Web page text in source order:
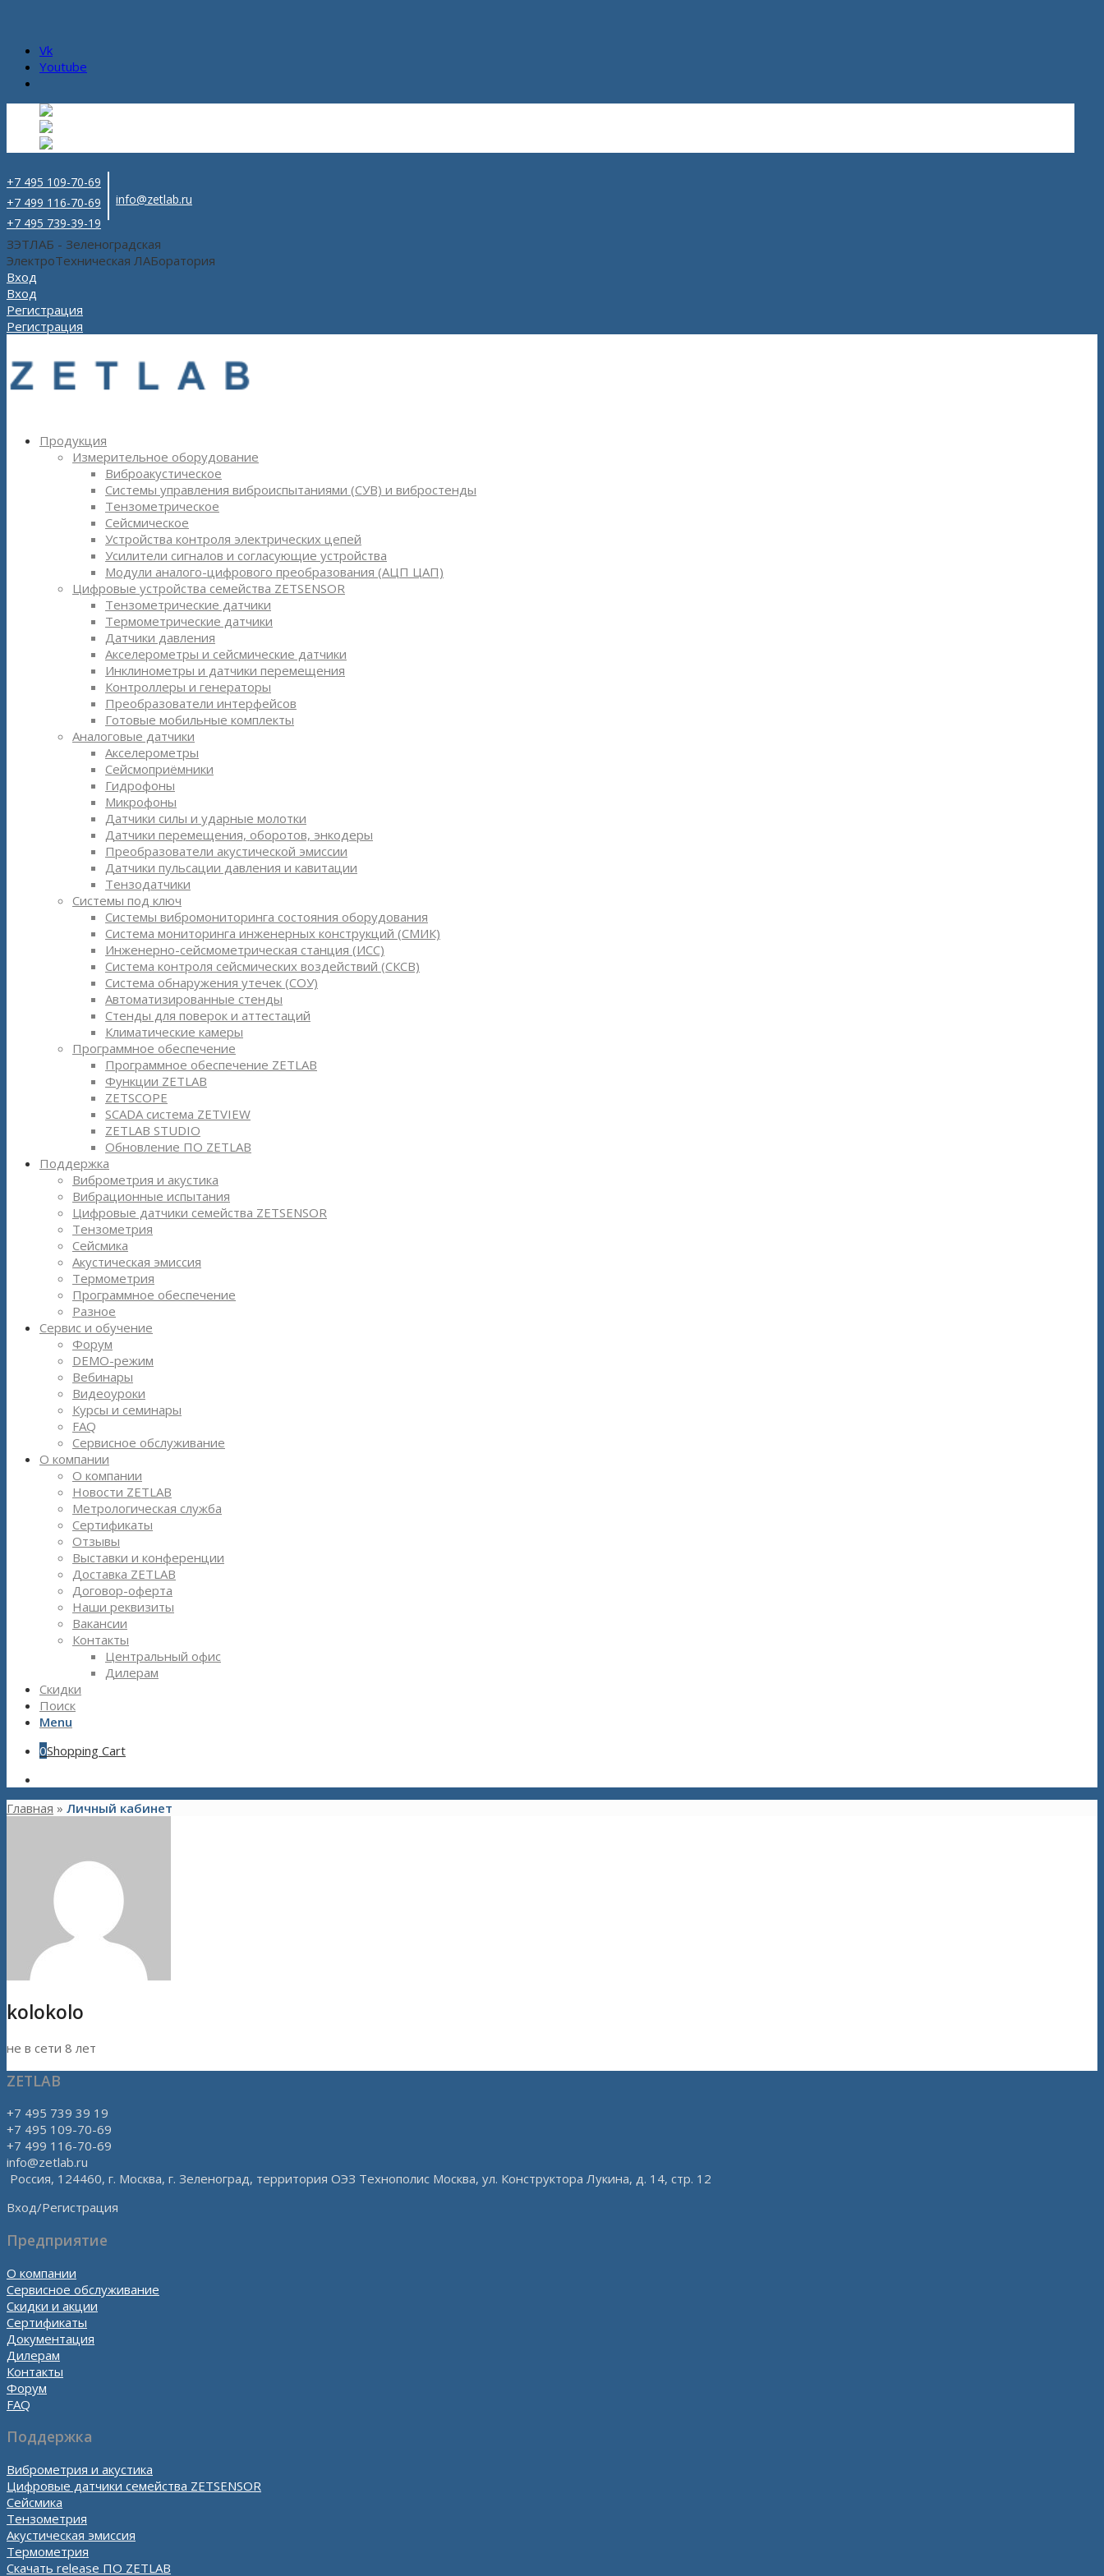
Vk
Youtube
+7 495 109-70-69
+7 499 116-70-69
+7 495 739-39-19
info@zetlab.ru
ЗЭТЛАБ - Зеленоградская
ЭлектроТехническая ЛАБоратория
Вход
Вход
Регистрация
Регистрация
Продукция
Измерительное оборудование
Виброакустическое
Системы управления виброиспытаниями (СУВ) и вибростенды
Тензометрическое
Сейсмическое
Устройства контроля электрических цепей
Усилители сигналов и согласующие устройства
Модули аналого-цифрового преобразования (АЦП ЦАП)
Цифровые устройства семейства ZETSENSOR
Тензометрические датчики
Термометрические датчики
Датчики давления
Акселерометры и сейсмические датчики
Инклинометры и датчики перемещения
Контроллеры и генераторы
Преобразователи интерфейсов
Готовые мобильные комплекты
Аналоговые датчики
Акселерометры
Сейсмоприёмники
Гидрофоны
Микрофоны
Датчики силы и ударные молотки
Датчики перемещения, оборотов, энкодеры
Преобразователи акустической эмиссии
Датчики пульсации давления и кавитации
Тензодатчики
Системы под ключ
Системы вибромониторинга состояния оборудования
Система мониторинга инженерных конструкций (СМИК)
Инженерно-сейсмометрическая станция (ИСС)
Система контроля сейсмических воздействий (СКСВ)
Система обнаружения утечек (СОУ)
Автоматизированные стенды
Стенды для поверок и аттестаций
Климатические камеры
Программное обеспечение
Программное обеспечение ZETLAB
Функции ZETLAB
ZETSCOPE
SCADA система ZETVIEW
ZETLAB STUDIO
Обновление ПО ZETLAB
Поддержка
Виброметрия и акустика
Вибрационные испытания
Цифровые датчики семейства ZETSENSOR
Тензометрия
Сейсмика
Акустическая эмиссия
Термометрия
Программное обеспечение
Разное
Сервис и обучение
Форум
DEMO-режим
Вебинары
Видеоуроки
Курсы и семинары
FAQ
Сервисное обслуживание
О компании
О компании
Новости ZETLAB
Метрологическая служба
Сертификаты
Отзывы
Выставки и конференции
Доставка ZETLAB
Договор-оферта
Наши реквизиты
Вакансии
Контакты
Центральный офис
Дилерам
Скидки
Поиск
Menu
0Shopping Cart
Главная » Личный кабинет
kolokolo
не в сети 8 лет
ZETLAB
+7 495 739 39 19
+7 495 109-70-69
+7 499 116-70-69
info@zetlab.ru
Россия, 124460, г. Москва, г. Зеленоград, территория ОЭЗ Технополис Москва, ул. Конструктора Лукина, д. 14, стр. 12
Вход/Регистрация
Предприятие
О компании
Сервисное обслуживание
Скидки и акции
Сертификаты
Документация
Дилерам
Контакты
Форум
FAQ
Поддержка
Виброметрия и акустика
Цифровые датчики семейства ZETSENSOR
Сейсмика
Тензометрия
Акустическая эмиссия
Термометрия
Скачать release ПО ZETLAB